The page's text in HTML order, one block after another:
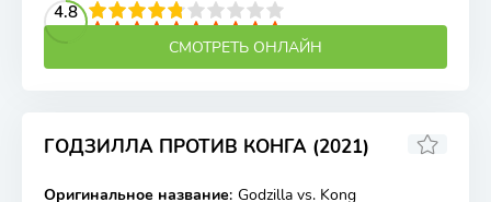
4.8
4 5 6 7 8 9 10
СМОТРЕТЬ ОНЛАЙН
ГОДЗИЛЛА ПРОТИВ КОНГА (2021)
WEB-DL
6.2 6.3
Оригинальное название: Godzilla vs. Kong